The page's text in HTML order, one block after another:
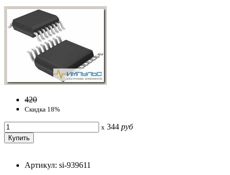
420
Скидка 18%
x 344 руб
Артикул: si-939611